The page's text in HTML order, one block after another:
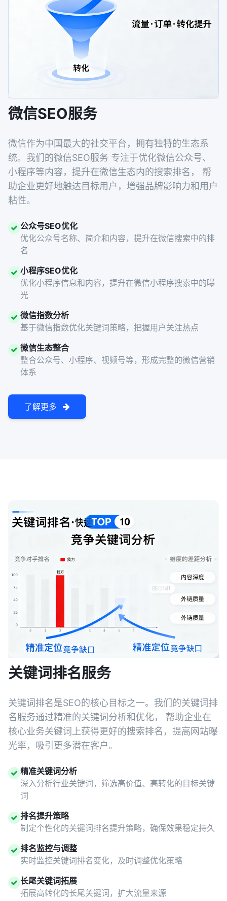
微信SEO服务
微信作为中国最大的社交平台，拥有独特的生态系
统。我们的微信SEO服务 专注于优化微信公众号、
小程序等内容，提升在微信生态内的搜索排名， 帮
助企业更好地触达目标用户，增强品牌影响力和用户
粘性。
公众号SEO优化
优化公众号名称、简介和内容，提升在微信搜索中的排
名
小程序SEO优化
优化小程序信息和内容，提升在微信小程序搜索中的曝
光
微信指数分析
基于微信指数优化关键词策略，把握用户关注热点
微信生态整合
整合公众号、小程序、视频号等，形成完整的微信营销
体系
了解更多
关键词排名服务
关键词排名是SEO的核心目标之一。我们的关键词排
名服务通过精准的关键词分析和优化， 帮助企业在
核心业务关键词上获得更好的搜索排名，提高网站曝
光率，吸引更多潜在客户。
精准关键词分析
深入分析行业关键词，筛选高价值、高转化的目标关键
词
排名提升策略
制定个性化的关键词排名提升策略，确保效果稳定持久
排名监控与调整
实时监控关键词排名变化，及时调整优化策略
长尾关键词拓展
拓展高转化的长尾关键词，扩大流量来源